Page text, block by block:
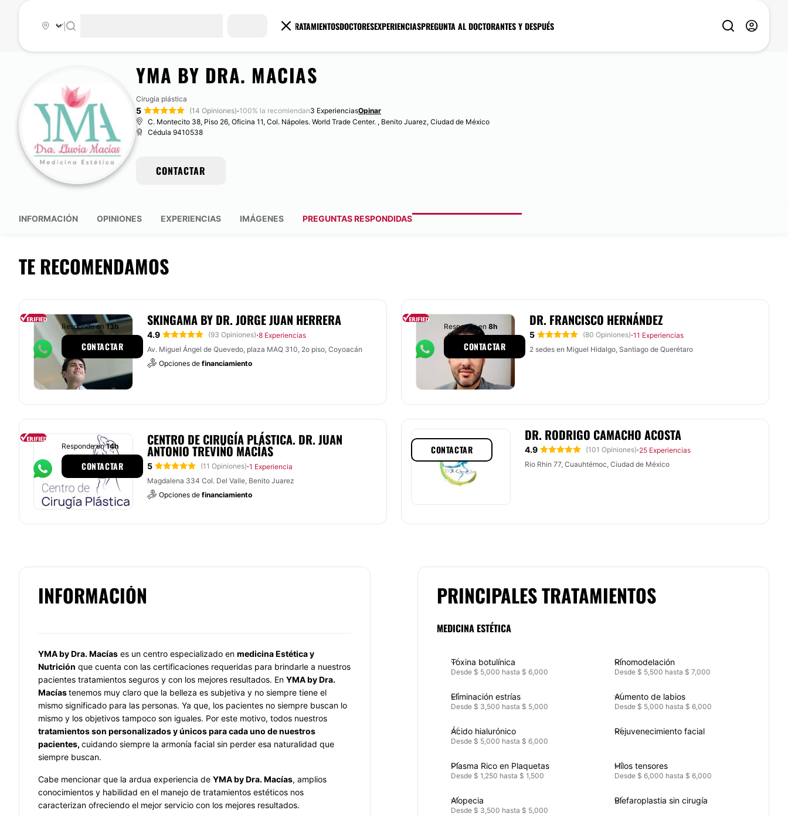
TRATAMIENTOSDOCTORESEXPERIENCIASPREGUNTA AL DOCTORANTES Y DESPUÉS
YMA BY DRA. MACIAS
Cirugía plástica
5 (14 Opiniones)·100% la recomiendan3 ExperienciasOpinar
C. Montecito 38, Piso 26, Oficina 11, Col. Nápoles. World Trade Center. , Benito Juarez, Ciudad de México
Cédula 9410538
CONTACTAR
INFORMACIÓN OPINIONES EXPERIENCIAS IMÁGENES PREGUNTAS RESPONDIDAS
TE RECOMENDAMOS
SKINGAMA BY DR. JORGE JUAN HERRERA
4.9 (93 Opiniones)·8 Experiencias
Av. Miguel Ángel de Quevedo, plaza MAQ 310, 2o piso, Coyoacán
Opciones de financiamiento
Responde en 13h
CONTACTAR
DR. FRANCISCO HERNÁNDEZ
5 (80 Opiniones)·11 Experiencias
2 sedes en Miguel Hidalgo, Santiago de Querétaro
Responde en 8h
CONTACTAR
CENTRO DE CIRUGÍA PLÁSTICA. DR. JUAN
ANTONIO TREVIÑO MACÍAS
5 (11 Opiniones)·1 Experiencia
Magdalena 334 Col. Del Valle, Benito Juarez
Opciones de financiamiento
Responde en14h
CONTACTAR
DR. RODRIGO CAMACHO ACOSTA
4.9 (101 Opiniones)·25 Experiencias
Rio Rhin 77, Cuauhtémoc, Ciudad de México
CONTACTAR
INFORMACIÓN
YMA by Dra. Macías es un centro especializado en medicina Estética y
Nutrición que cuenta con las certificaciones requeridas para brindarle a nuestros
pacientes tratamientos seguros y con los mejores resultados. En YMAby Dra.
Macíastenemos muy claro que la belleza es subjetiva y no siempre tiene el
mismo significado para las personas. Ya que, los pacientes no siempre buscan lo
mismo y los objetivos tampoco son iguales. Por este motivo, todos nuestros
tratamientos son personalizados y únicos para cada uno de nuestros
pacientes, cuidando siempre la armonía facial sin perder esa naturalidad que
siempre buscan.
Cabe mencionar que la ardua experiencia de YMA by Dra. Macías, amplios
conocimientos y habilidad en el manejo de tratamientos estéticos nos
caracterizan ofreciendo el mejor servicio con los mejores resultados.
PRINCIPALES TRATAMIENTOS
MEDICINA ESTÉTICA
Toxina botulínica
Desde $ 5,000 hasta $ 6,000
Rinomodelación
Desde $ 5,500 hasta $ 7,000
Eliminación estrías
Desde $ 3,500 hasta $ 5,000
Aumento de labios
Desde $ 5,000 hasta $ 6,000
Ácido hialurónico
Desde $ 5,000 hasta $ 6,000
Rejuvenecimiento facial
Plasma Rico en Plaquetas
Desde $ 1,250 hasta $ 1,500
Hilos tensores
Desde $ 6,000 hasta $ 6,000
Alopecia
Desde $ 3,500 hasta $ 5,000
Blefaroplastia sin cirugía